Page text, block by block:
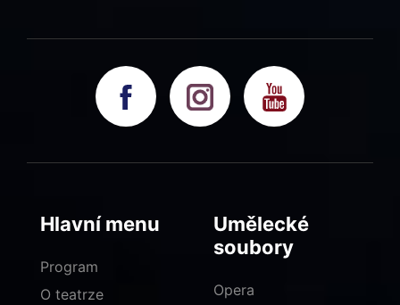
Hlavní menu
Program
O teatrze
Umělecké
soubory
Opera